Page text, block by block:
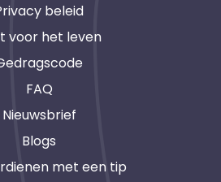
beleid
voor het leven
FAQ
Nieuwsbrief
Blogs
met een tip